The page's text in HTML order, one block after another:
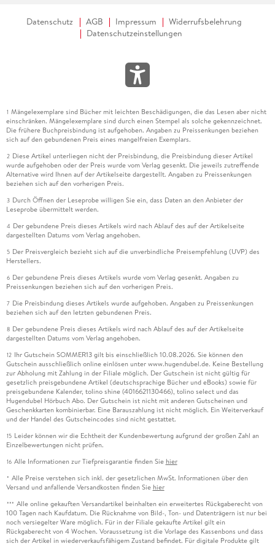
Datenschutz AGB Impressum
Widerrufsbelehrung
Datenschutzeinstellungen
1 Mängelexemplare sind Bücher mit leichten Beschädigungen, die das Lesen aber nicht
einschränken. Mängelexemplare sind durch einen Stempel als solche gekennzeichnet.
Die frühere Buchpreisbindung ist aufgehoben. Angaben zu Preissenkungen beziehen
sich auf den gebundenen Preis eines mangelfreien Exemplars.
2 Diese Artikel unterliegen nicht der Preisbindung, die Preisbindung dieser Artikel
wurde aufgehoben oder der Preis wurde vom Verlag gesenkt. Die jeweils zutreffende
Alternative wird Ihnen auf der Artikelseite dargestellt. Angaben zu Preissenkungen
beziehen sich auf den vorherigen Preis.
3 Durch Öffnen der Leseprobe willigen Sie ein, dass Daten an den Anbieter der
Leseprobe übermittelt werden.
4 Der gebundene Preis dieses Artikels wird nach Ablauf des auf der Artikelseite
dargestellten Datums vom Verlag angehoben.
5 Der Preisvergleich bezieht sich auf die unverbindliche Preisempfehlung (UVP) des
Herstellers.
6 Der gebundene Preis dieses Artikels wurde vom Verlag gesenkt. Angaben zu
Preissenkungen beziehen sich auf den vorherigen Preis.
7 Die Preisbindung dieses Artikels wurde aufgehoben. Angaben zu Preissenkungen
beziehen sich auf den letzten gebundenen Preis.
8 Der gebundene Preis dieses Artikels wird nach Ablauf des auf der Artikelseite
dargestellten Datums vom Verlag angehoben.
12 Ihr Gutschein SOMMER13 gilt bis einschließlich 10.08.2026. Sie können den
Gutschein ausschließlich online einlösen unter www.hugendubel.de. Keine Bestellung
zur Abholung mit Zahlung in der Filiale möglich. Der Gutschein ist nicht gültig für
gesetzlich preisgebundene Artikel (deutschsprachige Bücher und eBooks) sowie für
preisgebundene Kalender, tolino shine (4016621130466), tolino select und das
Hugendubel Hörbuch Abo. Der Gutschein ist nicht mit anderen Gutscheinen und
Geschenkkarten kombinierbar. Eine Barauszahlung ist nicht möglich. Ein Weiterverkauf
und der Handel des Gutscheincodes sind nicht gestattet.
15 Leider können wir die Echtheit der Kundenbewertung aufgrund der großen Zahl an
Einzelbewertungen nicht prüfen.
16 Alle Informationen zur Tiefpreisgarantie finden Sie hier
* Alle Preise verstehen sich inkl. der gesetzlichen MwSt. Informationen über den
Versand und anfallende Versandkosten finden Sie hier
*** Alle online gekauften Versandartikel beinhalten ein erweitertes Rückgaberecht von
100 Tagen nach Kaufdatum. Die Rücknahme von Bild-, Ton- und Datenträgern ist nur bei
noch versiegelter Ware möglich. Für in der Filiale gekaufte Artikel gilt ein
Rückgaberecht von 4 Wochen. Voraussetzung ist die Vorlage des Kassenbons und dass
sich der Artikel in wiederverkaufsfähigem Zustand befindet. Für digitale Produkte gilt